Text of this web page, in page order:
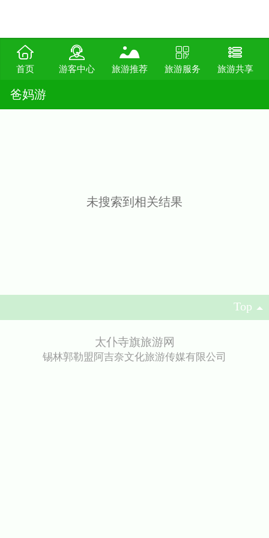
首页 游客中心 旅游推荐 旅游服务 旅游共享
爸妈游
未搜索到相关结果
Top
太仆寺旗旅游网
锡林郭勒盟阿吉奈文化旅游传媒有限公司